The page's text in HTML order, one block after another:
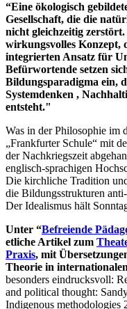
“Eine ökologisch
Gesellschaft, die die
nicht gleichzeitig
wirkungsvolles Konzept,
integrierten Ansatz für
Befürwortende setzen
Bildungsparadigma ein,
Systemdenken ,
entsteht."
Was in der Philosophie im
„Frankfurter Schule“ mit
der Nachkriegszeit
englisch-sprachigen
Die kirchliche Tradition
die Bildungsstrukturen
Der Idealismus hält
Unter “Befreiende
etliche Artikel zum
Praxis, mit
Theorie in
besonders eindrucksvoll:
and political thought:
Indigenous methodologies